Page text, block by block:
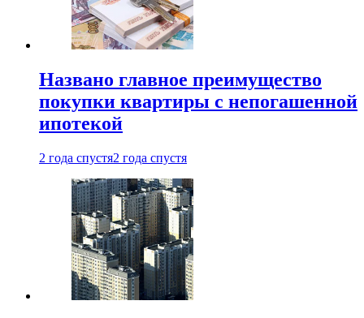
Названо главное преимущество
покупки квартиры с непогашенной
ипотекой
2 года спустя2 года спустя